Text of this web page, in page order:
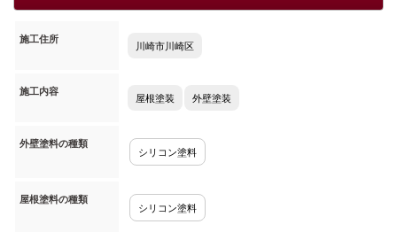
施工住所 川崎市川崎区
施工内容 屋根塗装 外壁塗装
外壁塗料の種類
シリコン塗料
屋根塗料の種類
シリコン塗料